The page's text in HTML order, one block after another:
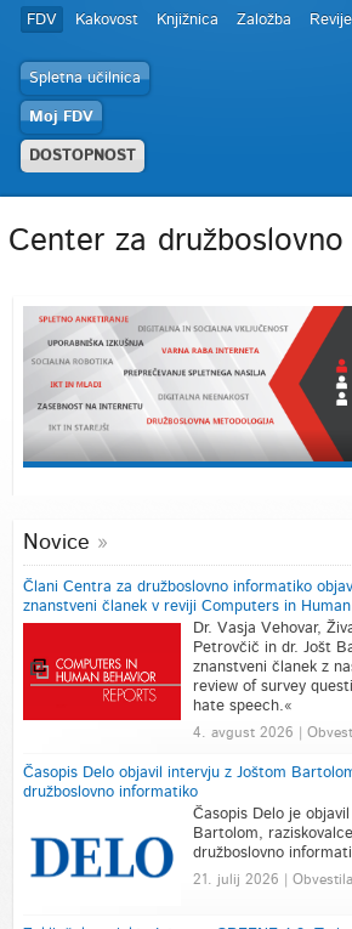
FDV Kakovost Knjižnica Založba Revije
Spletna učilnica
Moj FDV
DOSTOPNOST
Center za
Novice
Člani Centra za družboslovno informatiko
znanstveni članek v reviji Computers in
Dr. Vasja Vehovar,
Petrovčič in dr. Jošt
znanstveni članek z
review of survey
hate speech.«
4. avgust 2026 |
Časopis Delo objavil intervju z Joštom
družboslovno informatiko
Časopis Delo je
Bartolom,
družboslovno
21. julij 2026 | Obvestila